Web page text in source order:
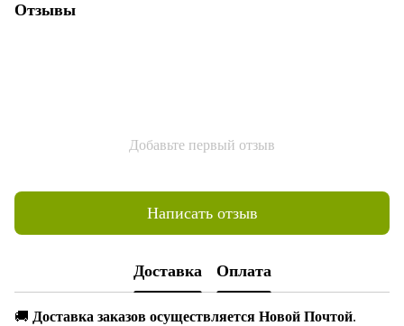
Отзывы
Добавьте первый отзыв
Написать отзыв
Доставка Оплата
🚚 Доставка заказов осуществляется Новой Почтой.